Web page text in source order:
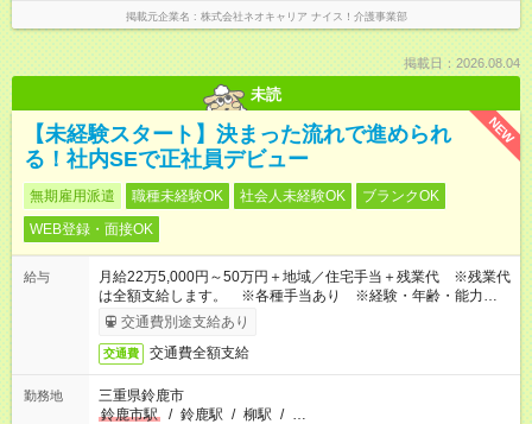
掲載元企業名 株式会社ネオキャリア ナイス！介護事業部
掲載日：2026.08.04
未読
NEW
【未経験スタート】決まった流れで進められ
る！社内SEで正社員デビュー
無期雇用派遣 職種未経験OK 社会人未経験OK
ブランクOK
WEB登録・面接OK
給与
月給22万5,000円～50万円＋地域／住宅手当＋残業代 ※残業代
は全額支給します。 ※各種手当あり ※経験・年齢・能力等を
考慮して加給・優遇します。
交通費別途支給あり
交通費 交通費全額支給
勤務地
三重県鈴鹿市
鈴鹿市駅
/ 鈴鹿駅 / 柳駅 / …